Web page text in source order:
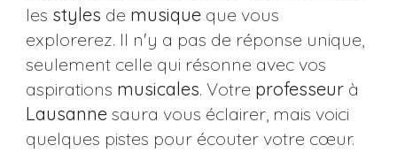
les styles de musiqueque vous
explorerez. Il n'y a pas de réponse unique,
seulement celle qui résonne avec vos
aspirations musicales. Votre professeurà
Lausannesaura vous éclairer, mais voici
quelques pistes pour écouter votre cœur.